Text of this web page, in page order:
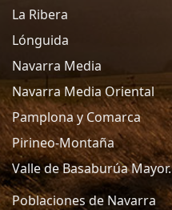
La Ribera
Lónguida
Navarra Media
Navarra Media Oriental
Pamplona y Comarca
Pirineo-Montaña
Valle de Basaburúa Mayor.
Poblaciones de Navarra